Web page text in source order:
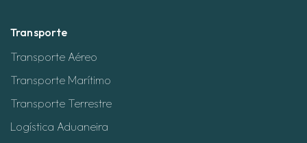
Transporte
Transporte Aéreo
Transporte Marítimo
Transporte Terrestre
Logística Aduaneira